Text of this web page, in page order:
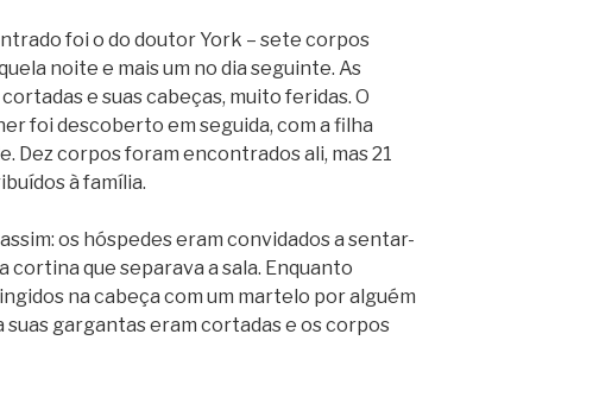
foi o do doutor York – sete corpos
noite e mais um no dia seguinte. As
e suas cabeças, muito feridas. O
foi descoberto em seguida, com a filha
Dez corpos foram encontrados ali, mas 21
à família.
os hóspedes eram convidados a sentar-
cortina que separava a sala. Enquanto
na cabeça com um martelo por alguém
suas gargantas eram cortadas e os corpos